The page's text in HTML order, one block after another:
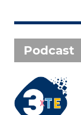
Podcast